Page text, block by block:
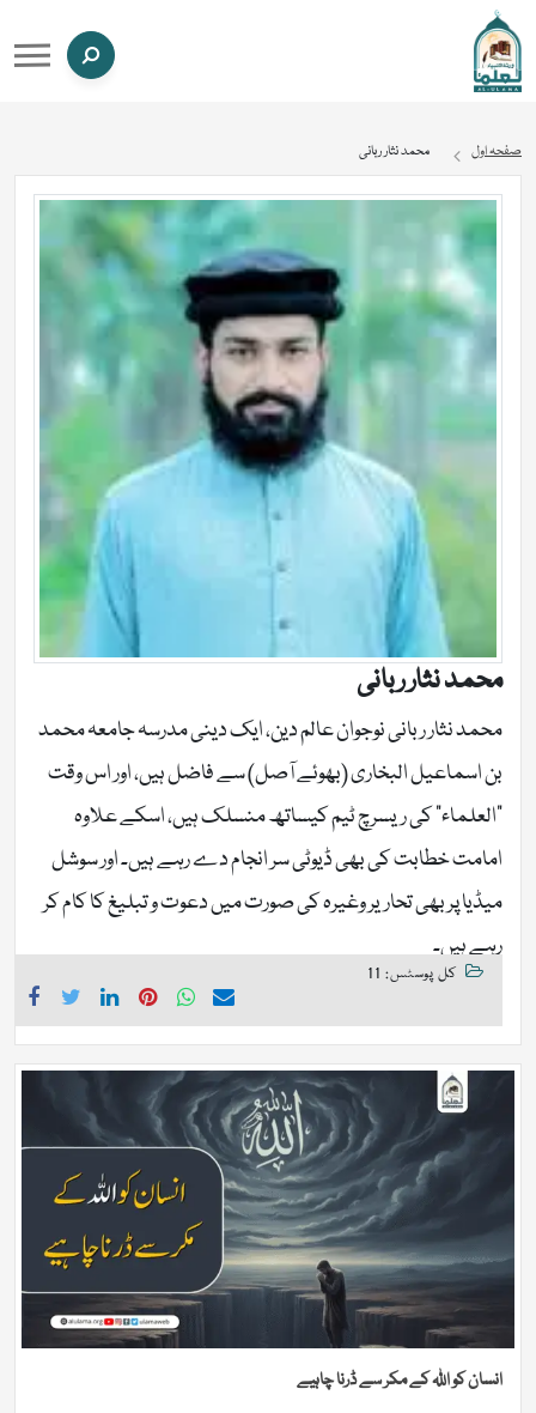
صفحہ اول محمد نثار ربانی
محمد نثار ربانی
محمد نثار ربانی نوجوان عالم دین، ایک دینی مدرسہ جامعہ محمد
بن اسماعیل البخاری (بھوئے آصل) سے فاضل ہیں، اور اس وقت
"العلماء" کی ریسرچ ٹیم کیساتھ منسلک ہیں، اسکے علاوہ
امامت خطابت کی بھی ڈیوٹی سر انجام دے رہے ہیں۔ اور سوشل
میڈیا پر بھی تحاریر وغیرہ کی صورت میں دعوت و تبلیغ کا کام کر
رہے ہیں۔
کل پوسٹس: 11
انسان کو اللہ کے مکر سے ڈرنا چاہیے